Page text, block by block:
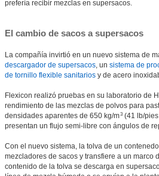
prefería recibir mezclas en supersacos.
El cambio de sacos a supersacos
La compañía invirtió en un nuevo sistema de
descargador de supersacos, un sistema de
de tornillo flexible sanitariosy de acero
Flexicon realizó pruebas en su laboratorio de
rendimiento de las mezclas de polvos para
densidades aparentes de 650 kg/m3(41 lb/pies
presentan un flujo semi-libre con ángulos de
Con el nuevo sistema, la tolva de un
mezcladores de sacos y transfiere a un marco
contenido de la tolva se descarga en